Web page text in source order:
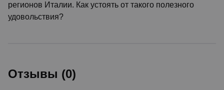
регионов Италии. Как устоять от такого полезного
удовольствия?
Отзывы (0)